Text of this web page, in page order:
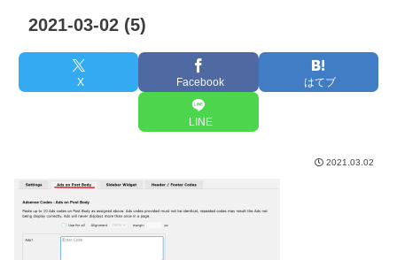
2021-03-02 (5)
X Facebook はてブ
LINE
2021.03.02